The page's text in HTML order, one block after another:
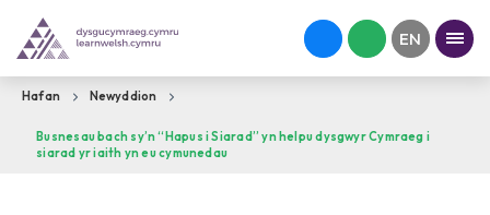
Hafan Newyddion
Busnesau bach sy’n “Hapus i Siarad” yn helpu dysgwyr Cymraeg i
siarad yr iaith yn eu cymunedau